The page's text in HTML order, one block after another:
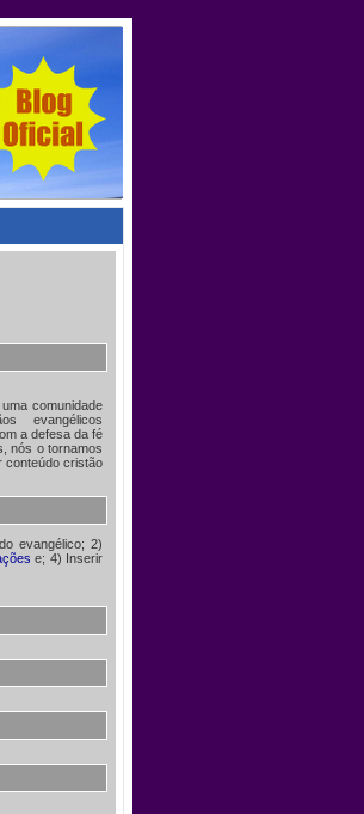
comunidade
evangélicos
a defesa da fé
nós o tornamos
conteúdo cristão
evangélico; 2)
e; 4) Inserir